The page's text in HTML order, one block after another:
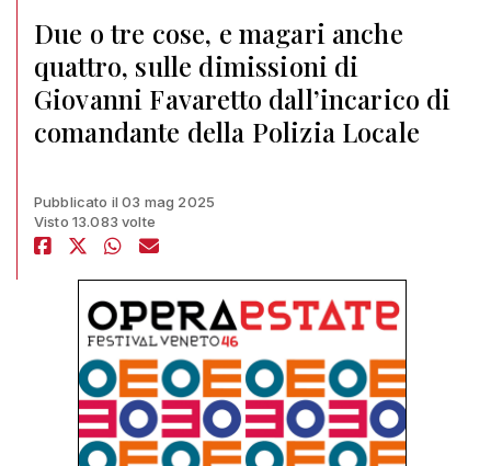
Due o tre cose, e magari anche
quattro, sulle dimissioni di
Giovanni Favaretto dall’incarico di
comandante della Polizia Locale
Pubblicato il 03 mag 2025
Visto 13.083 volte